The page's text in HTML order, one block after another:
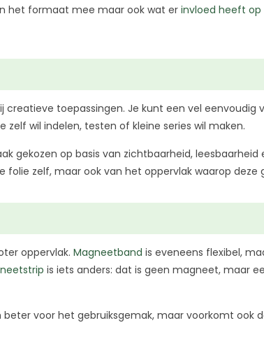
het formaat mee maar ook wat er invloed heeft
toepassingen. Je kunt een vel eenvoudig
wil indelen, testen of kleine series wil maken.
op basis van zichtbaarheid, leesbaarheid
zelf, maar ook van het oppervlak waarop deze
oppervlak. Magneetband is eveneens flexibel,
is iets anders: dat is geen magneet, maar
voor het gebruiksgemak, maar voorkomt ook